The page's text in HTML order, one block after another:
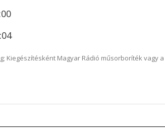
Kiegészítésként Magyar Rádió műsorboríték vagy a